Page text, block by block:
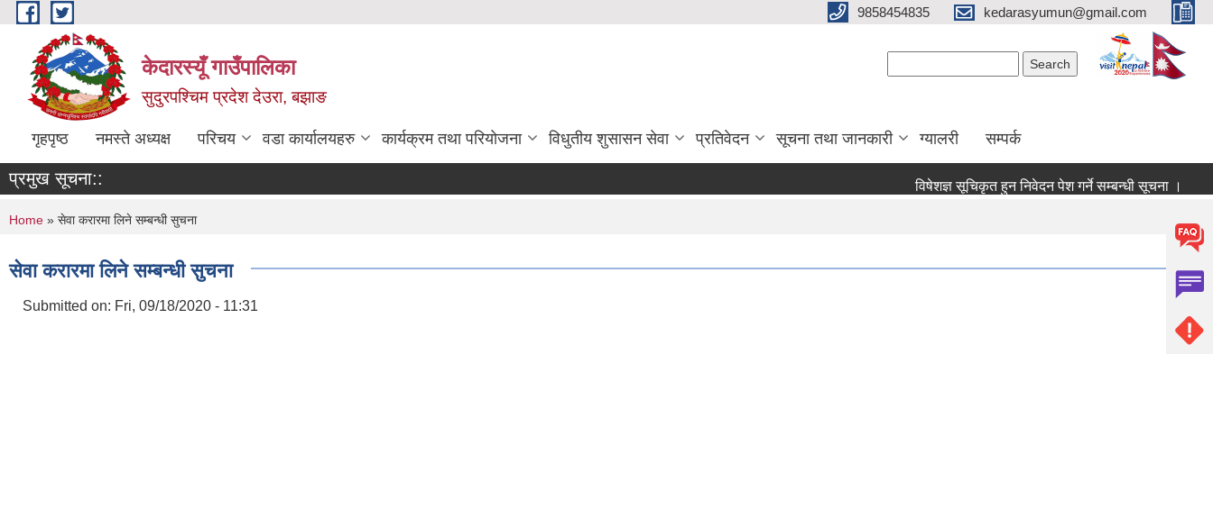
Skip to main content 9858454835 kedarasyumun@gmail.com
केदारस्यूँ गाउँपालिका
सुदुरपश्चिम प्रदेश देउरा, बझाङ
गृहपृष्ठ नमस्ते अध्यक्ष परिचय वडा कार्यालयहरु कार्यक्रम तथा परियोजना विधुतीय शुसासन सेवा प्रतिवेदन सूचना तथा जानकारी ग्यालरी सम्पर्क
प्रमुख सूचना:: विषेशज्ञ सूचिकृत हुन निवेदन पेश गर्ने सम्बन्धी सूचना ।
You are here
Home » सेवा करारमा लिने सम्बन्धी सुचना
सेवा करारमा लिने सम्बन्धी सुचना
Submitted on: Fri, 09/18/2020 - 11:31